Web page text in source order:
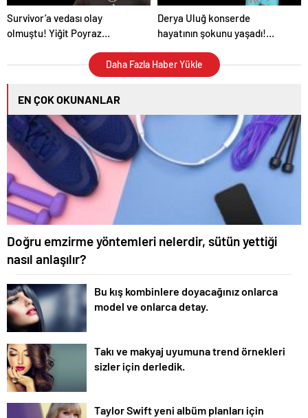
Survivor’a vedası olay
olmuştu! Yiğit Poyraz
bakın ne yaptı
Derya Uluğ konserde
hayatının şokunu yaşadı!
istedi
Daha Fazla Haber Yükle
EN ÇOK OKUNANLAR
Doğru emzirme yöntemleri nelerdir, sütün yettiği
nasıl anlaşılır?
Bu kış kombinlere doyacağınız onlarca
model ve onlarca detay.
Takı ve makyaj uyumuna trend örnekleri
sizler için derledik.
Taylor Swift yeni albüm planları için